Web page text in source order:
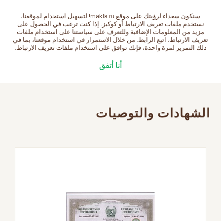
سنكون سعداء لرؤيتك على موقع makfa.ru! لتسهيل استخدام لموقعنا،
نستخدم ملفات تعريف الارتباط أو كوكيز. إذا كنت ترغب في الحصول على
مزيد من المعلومات الإضافية وللتعرف على سياستنا على استخدام ملفات
تعريف الارتباط، اتبع الرابط. من خلال الاستمرار في استخدام موقعنا، بما في
ذلك التمرير لمرة واحدة، فإنك توافق على استخدام ملفات تعريف الارتباط.
أنا أتفق
العربية
الصحة مع MAKFA
الشهادات والتوصيات